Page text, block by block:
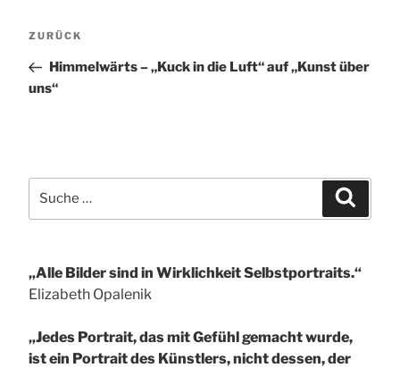
Vorheriger
ZURÜCK
Himmelwärts – „Kuck in die Luft“ auf „Kunst über
uns“
nach:
„Alle Bilder sind in Wirklichkeit Selbstportraits.“
Elizabeth Opalenik
„Jedes Portrait, das mit Gefühl gemacht wurde,
ist ein Portrait des Künstlers, nicht dessen, der